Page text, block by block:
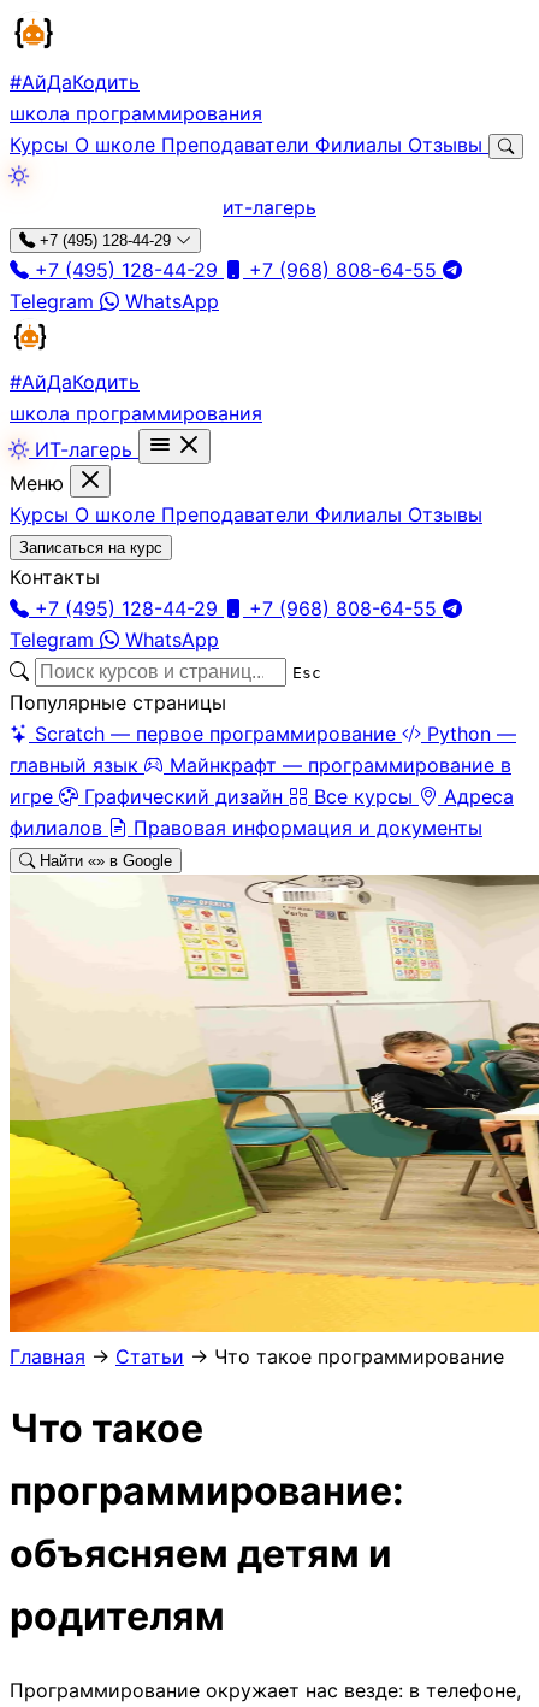
#АйДаКодить
школа программирования
Курсы О школе Преподаватели Филиалы Отзывы
ит-лагерь
+7 (495) 128-44-29
+7 (495) 128-44-29
+7 (968) 808-64-55
Telegram
WhatsApp
#АйДаКодить
школа программирования
ИТ-лагерь
Меню
Курсы О школе Преподаватели Филиалы Отзывы
Записаться на курс
Контакты
+7 (495) 128-44-29
+7 (968) 808-64-55
Telegram
WhatsApp
Esc
Популярные страницы
Scratch — первое программирование
Python —
главный язык
Майнкрафт — программирование в
игре
Графический дизайн Все курсы
Адреса
филиалов
Правовая информация и документы
Найти «» в Google
Главная → Статьи → Что такое программирование
Что такое
программирование:
объясняем детям и
родителям
Программирование окружает нас везде: в телефоне,